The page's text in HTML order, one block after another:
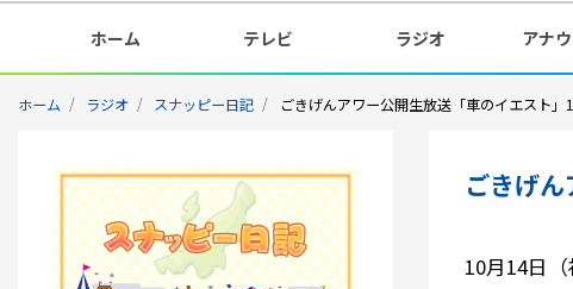
ホーム テレビ ラジオ アナ
ホーム ラジオ スナッピー日記 ごきげんアワー公開生放送「車のイエスト」
ごきげ
10月14日